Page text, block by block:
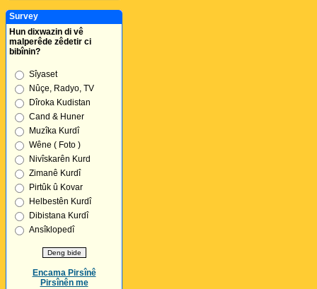
Survey
Hun dixwazin di vê
malperêde zêdetir ci
bibînin?
Sîyaset
Nûçe, Radyo, TV
Dîroka Kudistan
Cand & Huner
Muzîka Kurdî
Wêne ( Foto )
Nivîskarên Kurd
Zimanê Kurdî
Pirtûk û Kovar
Helbestên Kurdî
Dibistana Kurdî
Ansîklopedî
Encama Pirsînê
Pirsînên me